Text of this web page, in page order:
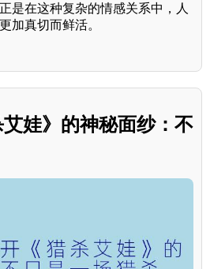
是在这种复杂的情感关系中，人
加真切而鲜活。
娃》的神秘面纱：不